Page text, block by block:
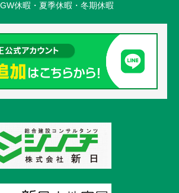
休暇・夏季休暇・冬期休暇